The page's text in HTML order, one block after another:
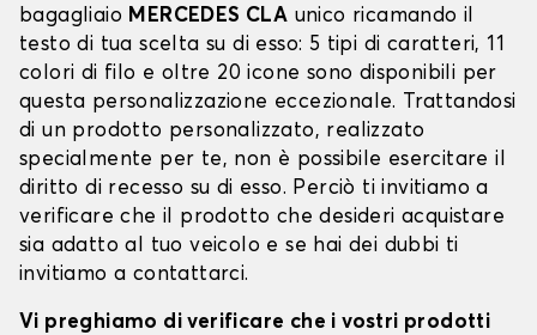
bagagliaio MERCEDES CLA unico ricamando il
testo di tua scelta su di esso: 5 tipi di caratteri, 11
colori di filo e oltre 20 icone sono disponibili per
questa personalizzazione eccezionale. Trattandosi
di un prodotto personalizzato, realizzato
specialmente per te, non è possibile esercitare il
diritto di recesso su di esso. Perciò ti invitiamo a
verificare che il prodotto che desideri acquistare
sia adatto al tuo veicolo e se hai dei dubbi ti
invitiamo a contattarci.
Vi preghiamo di verificare che i vostri prodotti